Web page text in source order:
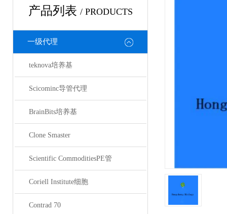
产品列表 / PRODUCTS
一级代理
teknova培养基
Scicominc导管代理
BrainBits培养基
Clone Smaster
Scientific CommoditiesPE管
Coriell Institute细胞
Contrad 70